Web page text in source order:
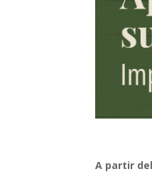
A partir